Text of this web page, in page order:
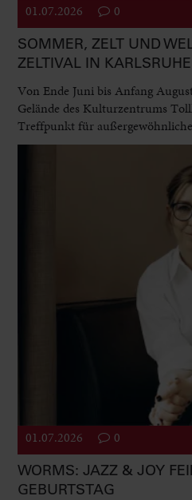
01.07.2026 0
SOMMER, ZELT UND
ZELTIVAL IN KARLSRUHE
Von Ende Juni bis Anfang
Gelände des Kulturzentrums
Treffpunkt für
01.07.2026 0
WORMS: JAZZ & JOY
GEBURTSTAG